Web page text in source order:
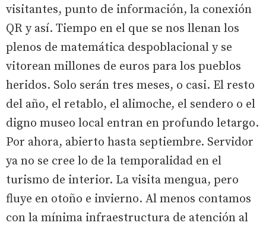
visitantes, punto de información, la conexión
QR y así. Tiempo en el que se nos llenan los
plenos de matemática despoblacional y se
vitorean millones de euros para los pueblos
heridos. Solo serán tres meses, o casi. El resto
del año, el retablo, el alimoche, el sendero o el
digno museo local entran en profundo letargo.
Por ahora, abierto hasta septiembre. Servidor
ya no se cree lo de la temporalidad en el
turismo de interior. La visita mengua, pero
fluye en otoño e invierno. Al menos contamos
con la mínima infraestructura de atención al